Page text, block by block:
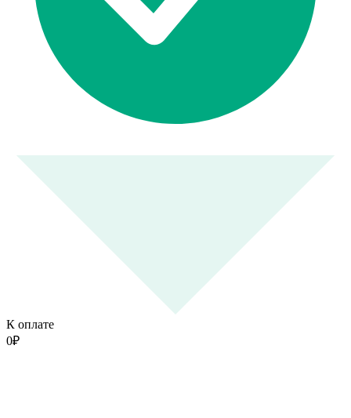
К оплате
0₽